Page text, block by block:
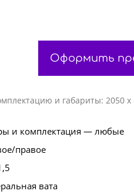
Оформить
и габариты: 2050
и комплектация — любые
правое
вата